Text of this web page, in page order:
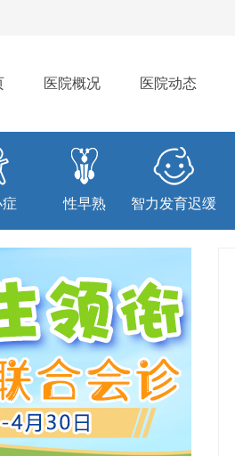
医院概况 医院动态
性早熟 智力发育迟缓